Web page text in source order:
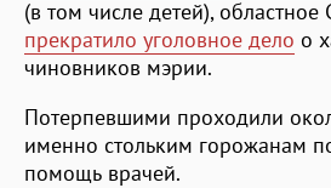
(в том числе детей),
прекратило уголовное дело о
чиновников мэрии.
Потерпевшими проходили
именно стольким горожанам
помощь врачей.